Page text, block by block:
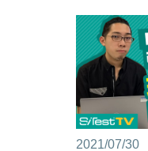
2021/07/30